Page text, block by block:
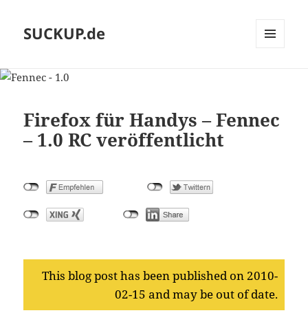
SUCKUP.de
Firefox für Handys – Fennec
– 1.0 RC veröffentlicht
This blog post has been published on 2010-
02-15 and may be out of date.